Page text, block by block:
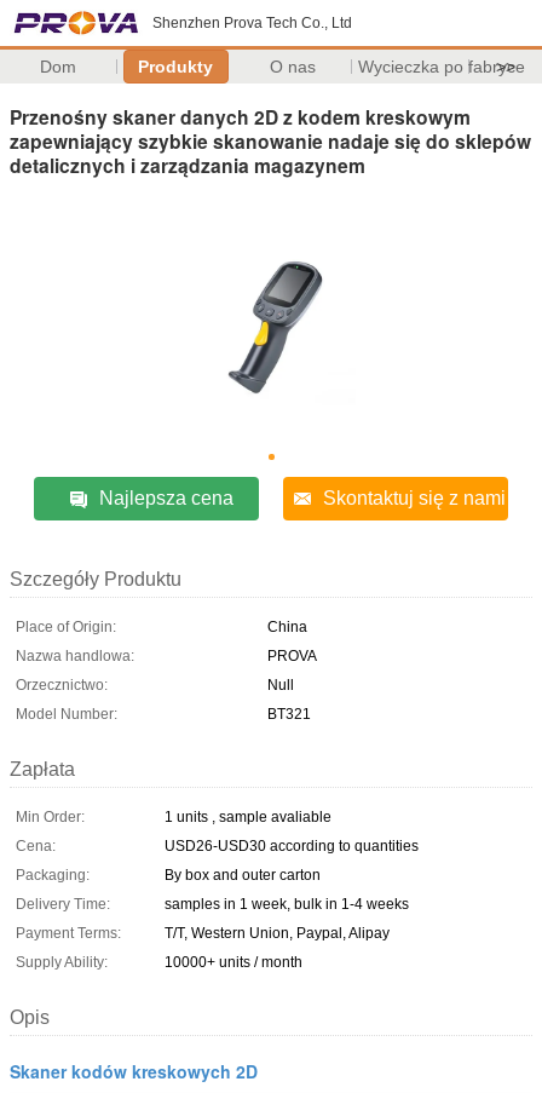
Shenzhen Prova Tech Co., Ltd
Dom Produkty O nas Wycieczka po fabryce
>>
Przenośny skaner danych 2D z kodem kreskowym
zapewniający szybkie skanowanie nadaje się do sklepów
detalicznych i zarządzania magazynem
Najlepsza cena Skontaktuj się z nami
Szczegóły Produktu
Place of Origin:
China
Nazwa handlowa:
PROVA
Orzecznictwo:
Null
Model Number:
BT321
Zapłata
Min Order:
1 units , sample avaliable
Cena:
USD26-USD30 according to quantities
Packaging:
By box and outer carton
Delivery Time:
samples in 1 week, bulk in 1-4 weeks
Payment Terms:
T/T, Western Union, Paypal, Alipay
Supply Ability:
10000+ units / month
Opis
Skaner kodów kreskowych 2D